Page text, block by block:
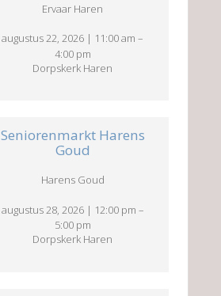
Ervaar Haren
augustus 22, 2026 | 11:00 am–
4:00 pm
Dorpskerk Haren
Seniorenmarkt Harens
Goud
Harens Goud
augustus 28, 2026 | 12:00 pm –
5:00 pm
Dorpskerk Haren